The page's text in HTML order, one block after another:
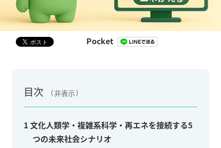
Pocket
目次 非表示
1文化人類学・複雑系科学・再エネを接続する5
つの未来社会シナリオ